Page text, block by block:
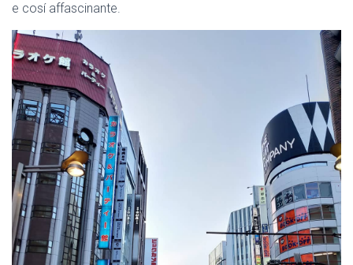
e cosí affascinante.